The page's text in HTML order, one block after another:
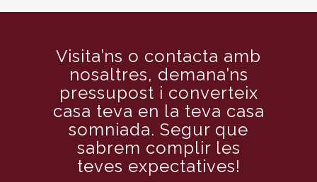
Visita’ns o contacta amb
nosaltres, demana’ns
pressupost i converteix
casa teva en la teva casa
somniada. Segur que
sabrem complir les
teves expectatives!